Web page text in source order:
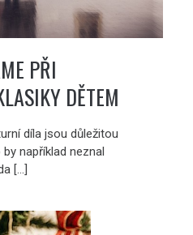
PŘI
DĚTEM
díla jsou důležitou
například neznal
[…]